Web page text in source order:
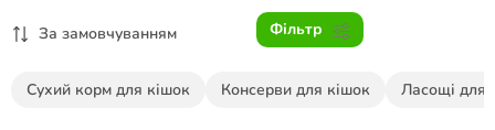
За замовчуванням Фільтр
Сухий корм для кішок Консерви для кішок Ласощі для